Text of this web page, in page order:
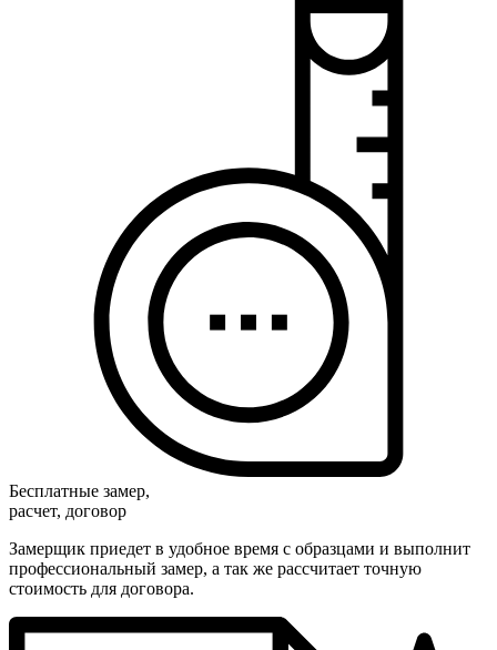
Бесплатные замер,
расчет, договор
Замерщик приедет в удобное время с образцами и выполнит
профессиональный замер, а так же рассчитает точную
стоимость для договора.